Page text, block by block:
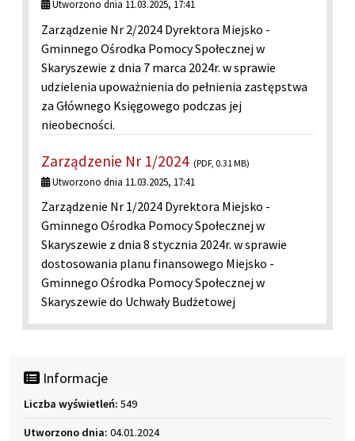
Utworzono dnia 11.03.2025, 17:41
Zarządzenie Nr 2/2024 Dyrektora Miejsko -
Gminnego Ośrodka Pomocy Społecznej w
Skaryszewie z dnia 7 marca 2024r. w sprawie
udzielenia upoważnienia do pełnienia zastępstwa
za Głównego Księgowego podczas jej
nieobecności.
Zarządzenie Nr 1/2024 (PDF, 0.31 MB)
Utworzono dnia 11.03.2025, 17:41
Zarządzenie Nr 1/2024 Dyrektora Miejsko -
Gminnego Ośrodka Pomocy Społecznej w
Skaryszewie z dnia 8 stycznia 2024r. w sprawie
dostosowania planu finansowego Miejsko -
Gminnego Ośrodka Pomocy Społecznej w
Skaryszewie do Uchwały Budżetowej
Informacje
Liczba wyświetleń: 549
Utworzono dnia: 04.01.2024